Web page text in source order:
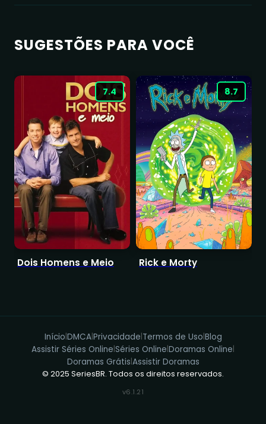
SUGESTÕES PARA VOCÊ
7.4
Dois Homens e Meio
8.7
Rick e Morty
Início|DMCA|Privacidade|Termos de Uso|Blog
Assistir Séries Online|Séries Online|Doramas Online|
Doramas Grátis|Assistir Doramas
© 2025 SeriesBR. Todos os direitos reservados.
v6.1.21